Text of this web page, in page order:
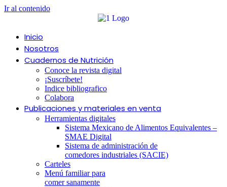
Ir al contenido
Inicio
Nosotros
Cuadernos de Nutrición
Conoce la revista digital
¡Suscríbete!
Indice bibliografico
Colabora
Publicaciones y materiales en venta
Herramientas digitales
Sistema Mexicano de Alimentos Equivalentes –
SMAE Digital
Sistema de administración de
comedores industriales (SACIE)
Carteles
Menú familiar para
comer sanamente